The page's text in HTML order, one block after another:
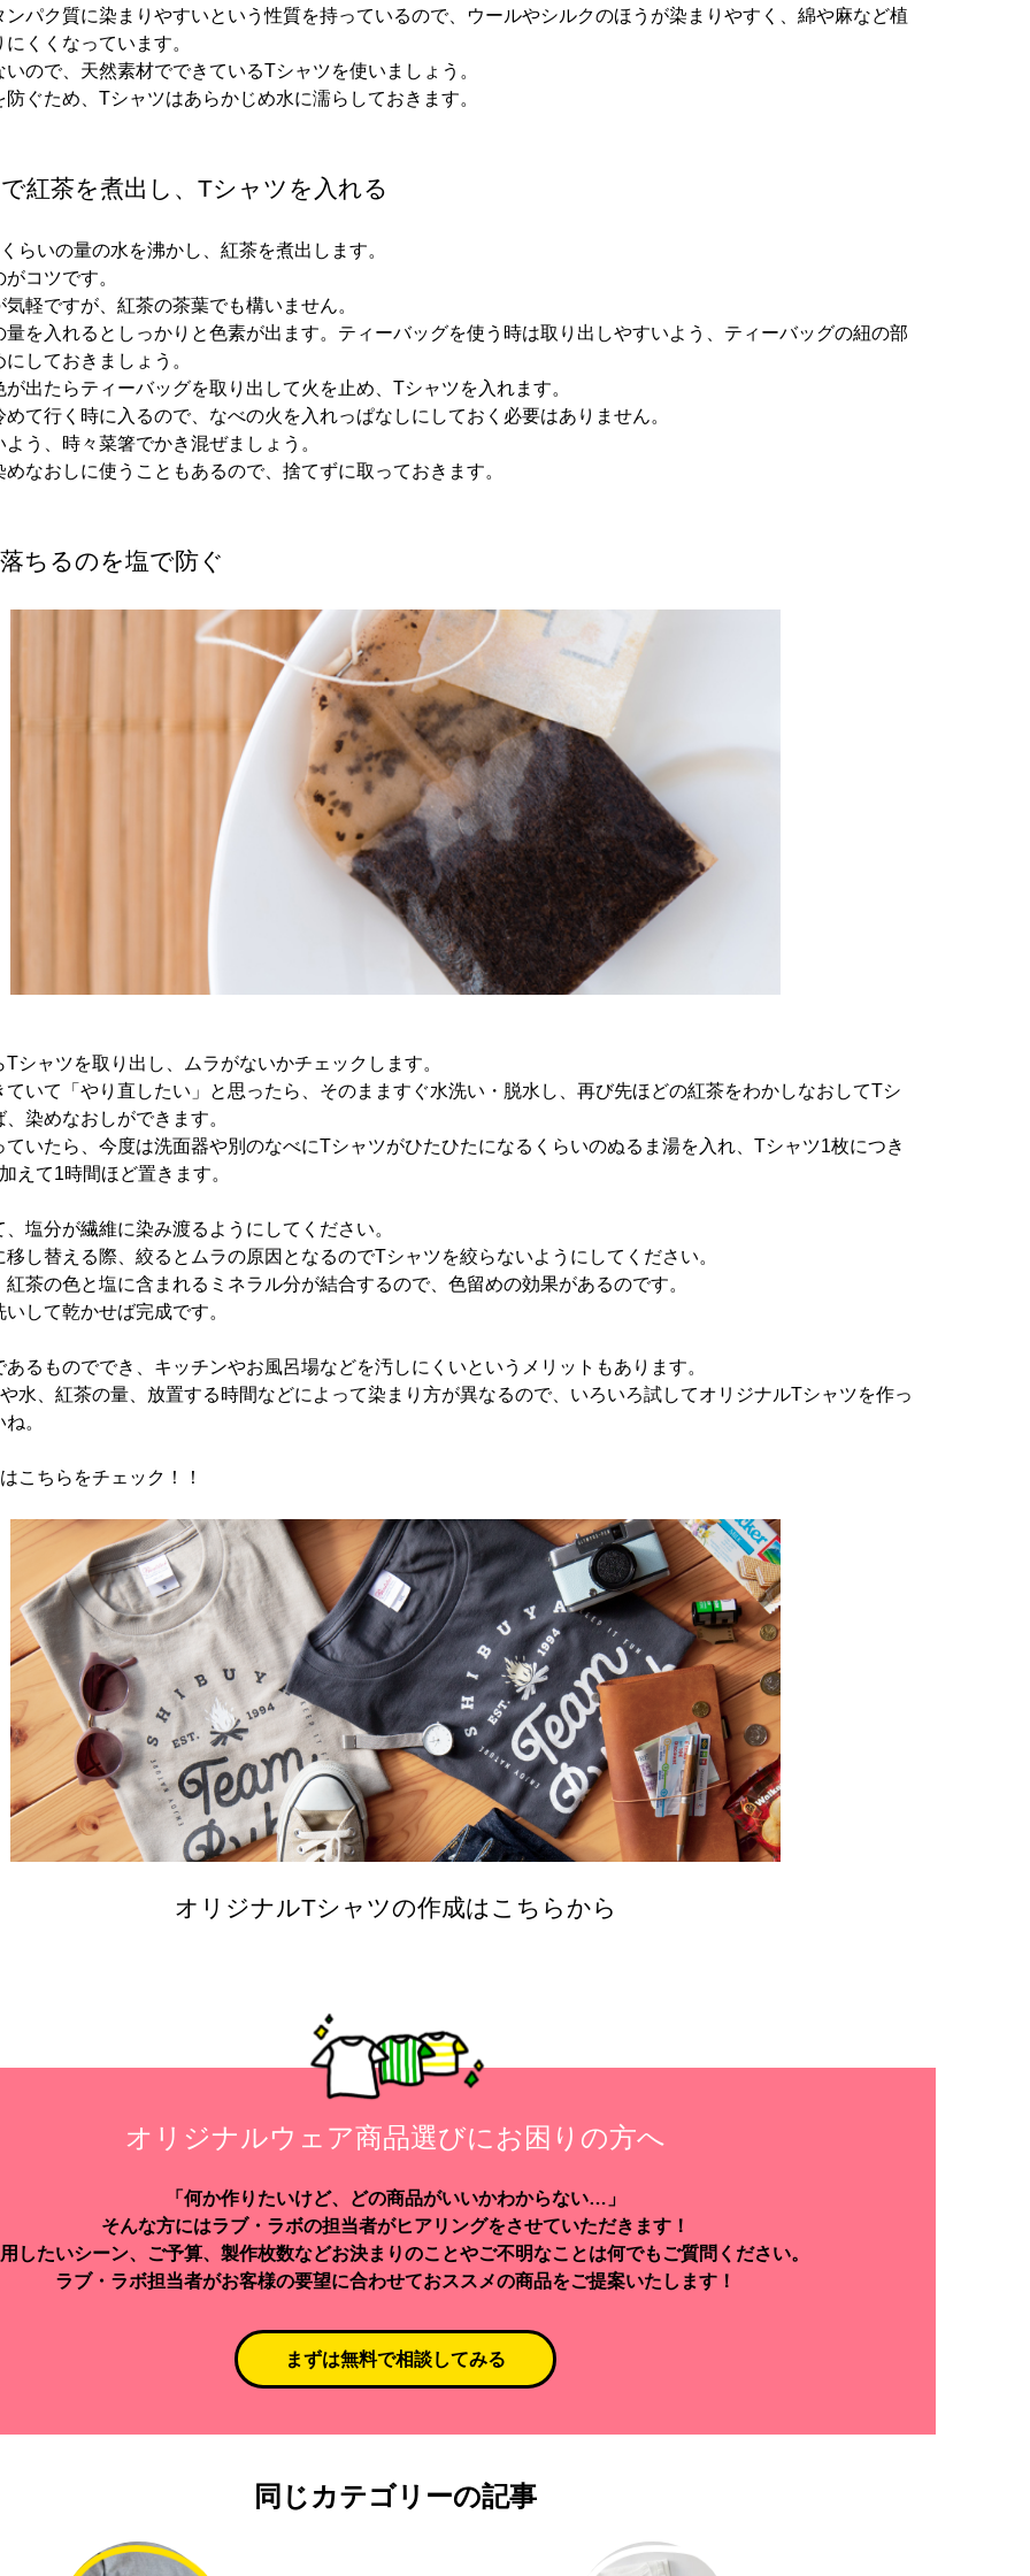
ンパク質に染まりやすいという性質を持っているので、ウールやシルクのほうが染まりやすく、綿や麻など植
くくなっています。
ので、天然素材でできているTシャツを使いましょう。
ぐため、Tシャツはあらかじめ水に濡らしておきます。
紅茶を煮出し、Tシャツを入れる
らいの量の水を沸かし、紅茶を煮出します。
コツです。
軽ですが、紅茶の茶葉でも構いません。
量を入れるとしっかりと色素が出ます。ティーバッグを使う時は取り出しやすいよう、ティーバッグの紐の部
しておきましょう。
出たらティーバッグを取り出して火を止め、Tシャツを入れます。
て行く時に入るので、なべの火を入れっぱなしにしておく必要はありません。
う、時々菜箸でかき混ぜましょう。
なおしに使うこともあるので、捨てずに取っておきます。
ちるのを塩で防ぐ
シャツを取り出し、ムラがないかチェックします。
ていて「やり直したい」と思ったら、そのまますぐ水洗い・脱水し、再び先ほどの紅茶をわかしなおしてTシ
染めなおしができます。
ていたら、今度は洗面器や別のなべにTシャツがひたひたになるくらいのぬるま湯を入れ、Tシャツ1枚につき
えて1時間ほど置きます。
塩分が繊維に染み渡るようにしてください。
し替える際、絞るとムラの原因となるのでTシャツを絞らないようにしてください。
茶の色と塩に含まれるミネラル分が結合するので、色留めの効果があるのです。
して乾かせば完成です。
るものででき、キッチンやお風呂場などを汚しにくいというメリットもあります。
水、紅茶の量、放置する時間などによって染まり方が異なるので、いろいろ試してオリジナルTシャツを作っ
。
こちら をチェック！！
オリジナルTシャツの作成はこちらから
オリジナルウェア商品選びに お困りの方へ
「何か作りたいけど、どの商品がいいかわからない…」
そんな方にはラブ・ラボの担当者がヒアリングをさせていただきます！
したいシーン、ご予算、製作枚数などお決まりのことやご不明なことは何でもご質問ください。
ラブ・ラボ担当者がお客様の要望に合わせておススメの商品をご提案いたします！
まずは無料で相談してみる
同じカテゴリーの記事